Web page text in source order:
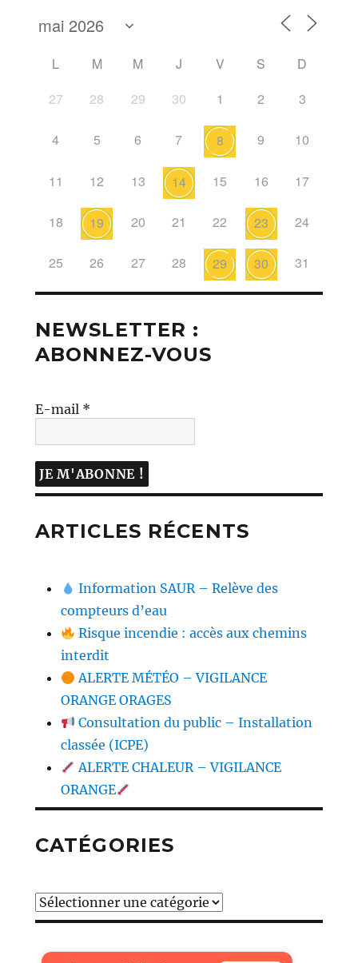
L M M J V S
D
27
28 29 30 1 2 3
4 5 6 7 8 9 10
11 12 13 14 15 16 17
18 19 20 21 22 23 24
25 26 27 28 29 30 31
NEWSLETTER :
ABONNEZ-VOUS
E-mail *
ARTICLES RÉCENTS
Information SAUR – Relève des
compteurs d’eau
Risque incendie : accès aux chemins
interdit
ALERTE MÉTÉO – VIGILANCE
ORANGE ORAGES
Consultation du public – Installation
classée (ICPE)
ALERTE CHALEUR – VIGILANCE
ORANGE
CATÉGORIES
Catégories